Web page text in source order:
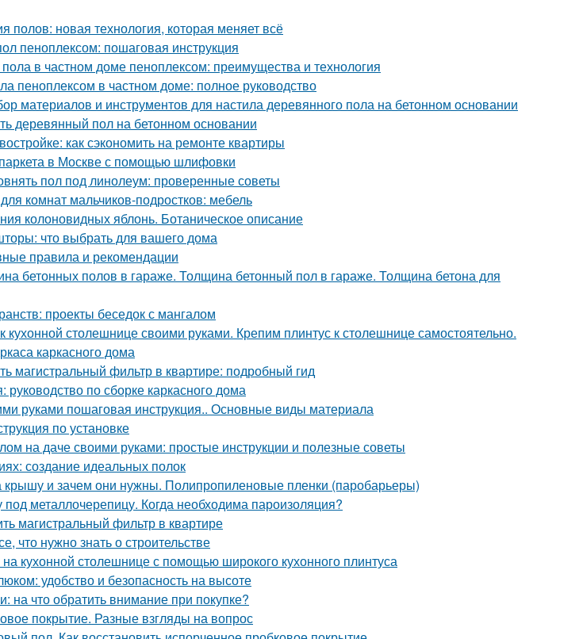
полов: новая технология, которая меняет всё
пеноплексом: пошаговая инструкция
в частном доме пеноплексом: преимущества и технология
пеноплексом в частном доме: полное руководство
материалов и инструментов для настила деревянного пола на бетонном основании
деревянный пол на бетонном основании
как сэкономить на ремонте квартиры
паркета в Москве с помощью шлифовки
пол под линолеум: проверенные советы
комнат мальчиков-подростков: мебель
колоновидных яблонь. Ботаническое описание
что выбрать для вашего дома
правила и рекомендации
бетонных полов в гараже. Толщина бетонный пол в гараже. Толщина бетона для
проекты беседок с мангалом
кухонной столешнице своими руками. Крепим плинтус к столешнице самостоятельно.
каркасного дома
магистральный фильтр в квартире: подробный гид
руководство по сборке каркасного дома
руками пошаговая инструкция.. Основные виды материала
по установке
на даче своими руками: простые инструкции и полезные советы
создание идеальных полок
крышу и зачем они нужны. Полипропиленовые пленки (паробарьеры)
металлочерепицу. Когда необходима пароизоляция?
магистральный фильтр в квартире
что нужно знать о строительстве
на кухонной столешнице с помощью широкого кухонного плинтуса
удобство и безопасность на высоте
на что обратить внимание при покупке?
покрытие. Разные взгляды на вопрос